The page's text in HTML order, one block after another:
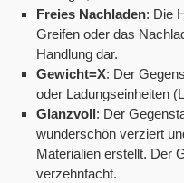
Freies Nachladen: Die
Greifen oder das
Handlung dar.
Gewicht=X: Der
oder Ladungseinheiten
Glanzvoll: Der
wunderschön verziert
Materialien erstellt. Der
verzehnfacht.